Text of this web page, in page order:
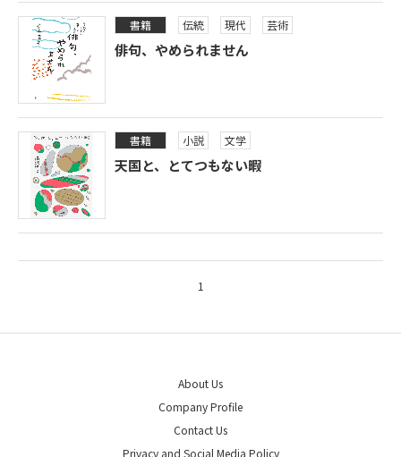
書籍 伝統 現代 芸術
俳句、やめられません
書籍 小説 文学
天国と、とてつもない暇
1
About Us
Company Profile
Contact Us
Privacy and Social Media Policy